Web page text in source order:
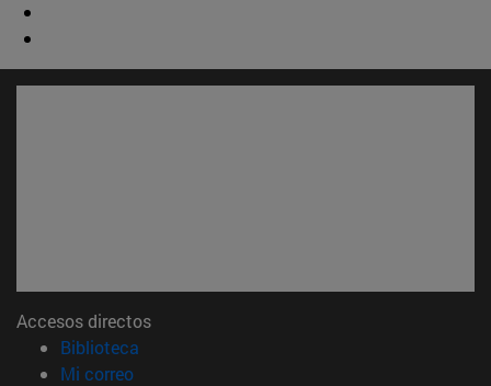
Accesos directos
Biblioteca
Mi correo(abre en nueva ventana)